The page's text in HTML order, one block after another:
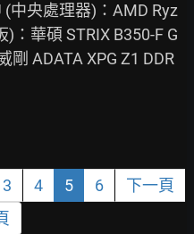
(中央處理器)：AMD Ryz
：華碩 STRIX B350-F G
剛 ADATA XPG Z1 DDR
3 4 5 6
下一頁